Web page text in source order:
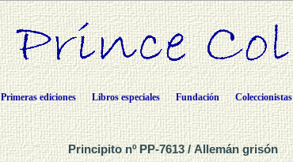
Primeras ediciones Libros especiales Fundación Coleccionistas
Principito nº PP-7613 / Allemán grisón